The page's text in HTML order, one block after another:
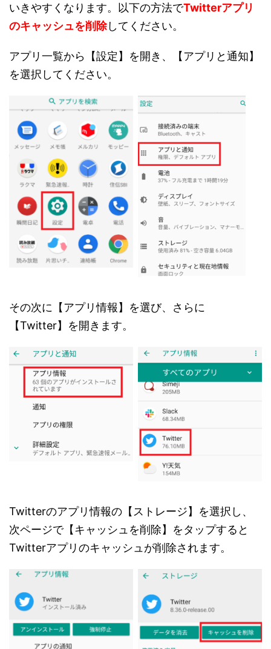
いきやすくなります。以下の方法でTwitterアプリ
のキャッシュを削除してください。
アプリ一覧から【設定】を開き、【アプリと通知】
を選択してください。
その次に【アプリ情報】を選び、さらに
【Twitter】を開きます。
Twitterのアプリ情報の【ストレージ】を選択し、
次ページで【キャッシュを削除】をタップすると
Twitterアプリのキャッシュが削除されます。